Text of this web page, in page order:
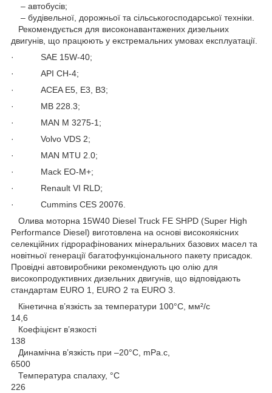
– автобусів;
– будівельної, дорожньої та сільськогосподарської техніки.
Рекомендується для високонавантажених дизельних
двигунів, що працюють у екстремальних умовах експлуатації.
· SAE 15W-40;
· API CH-4;
· ACEA E5, E3, B3;
· MB 228.3;
· MAN M 3275-1;
· Volvo VDS 2;
· MAN MTU 2.0;
· Mack EO-M+;
· Renault VI RLD;
· Cummins CES 20076.
Олива моторна 15W40 Diesel Truck FE SHPD (Super High
Performance Diesel) виготовлена на основі високоякісних
селекційних гідрорафінованих мінеральних базових масел та
новітньої генерації багатофункціонального пакету присадок.
Провідні автовиробники рекомендують цю олію для
високопродуктивних дизельних двигунів, що відповідають
стандартам EURO 1, EURO 2 та EURO 3.
Кінетична в’язкість за температури 100°C, мм²/с
14,6
Коефіцієнт в’язкості
138
Динамічна в’язкість при –20°C, mPa.с,
6500
Температура спалаху, °C
226